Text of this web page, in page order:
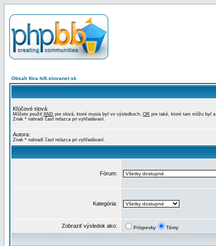
Obsah fóra hifi.slovanet.sk
Kľúčové slová:
Môžete použiť AND pre slová, ktoré musia byť vo výsledkoch, OR pre také, ktoré tam môžu byť a
Znak * nahradí časť reťazca pri vyhľadávaní.
Autora:
Znak * nahradí časť reťazca pri vyhľadávaní.
Fórum:
Kategória:
Zobraziť výsledok ako: Príspevky Témy